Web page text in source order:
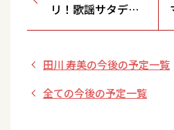
リ！歌謡サタデ
ー」生放送
田川 寿美の今後の予定一覧
全ての今後の予定一覧